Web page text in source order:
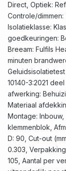
Direct, Optiek:
Controle/
Isolatieklasse:
goedkeuringen:
Breeam: Fulfils
minuten
10140-3:2021
afwerking:
Materiaal
Montage:
klemmenblok,
D: 90, Cut-out
0.303,
105, Aantal per